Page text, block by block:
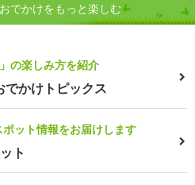
でかけをもっと楽しむ
の楽しみ方を紹介
かけトピックス
ット情報をお届けします
ト